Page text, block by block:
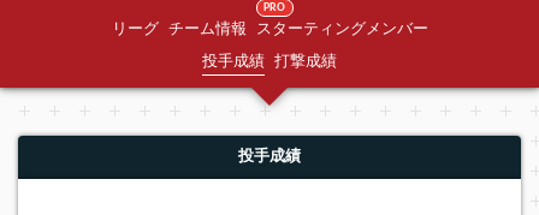
リーグ チーム情報
PRO
スターティングメンバー
投手成績 打撃成績
投手成績